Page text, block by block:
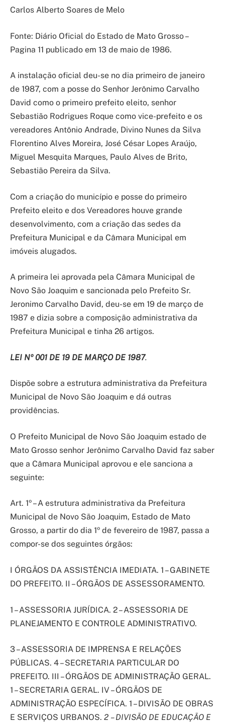
Carlos Alberto Soares de Melo
Fonte: Diário Oficial do Estado de Mato Grosso –
Pagina 11 publicado em 13 de maio de 1986.
A instalação oficial deu-se no dia primeiro de janeiro
de 1987, com a posse do Senhor Jerônimo Carvalho
David como o primeiro prefeito eleito, senhor
Sebastião Rodrigues Roque como vice-prefeito e os
vereadores Antônio Andrade, Divino Nunes da Silva
Florentino Alves Moreira, José César Lopes Araújo,
Miguel Mesquita Marques, Paulo Alves de Brito,
Sebastião Pereira da Silva.
Com a criação do município e posse do primeiro
Prefeito eleito e dos Vereadores houve grande
desenvolvimento, com a criação das sedes da
Prefeitura Municipal e da Câmara Municipal em
imóveis alugados.
A primeira lei aprovada pela Câmara Municipal de
Novo São Joaquim e sancionada pelo Prefeito Sr.
Jeronimo Carvalho David, deu-se em 19 de março de
1987 e dizia sobre a composição administrativa da
Prefeitura Municipal e tinha 26 artigos.
LEI Nº 001 DE 19 DE MARÇO DE 1987.
Dispõe sobre a estrutura administrativa da Prefeitura
Municipal de Novo São Joaquim e dá outras
providências.
O Prefeito Municipal de Novo São Joaquim estado de
Mato Grosso senhor Jerônimo Carvalho David faz saber
que a Câmara Municipal aprovou e ele sanciona a
seguinte:
Art. 1º – A estrutura administrativa da Prefeitura
Municipal de Novo São Joaquim, Estado de Mato
Grosso, a partir do dia 1º de fevereiro de 1987, passa a
compor-se dos seguintes órgãos:
I ÓRGÃOS DA ASSISTÊNCIA IMEDIATA. 1 – GABINETE
DO PREFEITO. II – ÓRGÃOS DE ASSESSORAMENTO.
1 – ASSESSORIA JURÍDICA. 2 – ASSESSORIA DE
PLANEJAMENTO E CONTROLE ADMINISTRATIVO.
3 – ASSESSORIA DE IMPRENSA E RELAÇÕES
PÚBLICAS. 4 – SECRETARIA PARTICULAR DO
PREFEITO. III – ÓRGÃOS DE ADMINISTRAÇÃO GERAL.
1 – SECRETARIA GERAL. IV – ÓRGÃOS DE
ADMINISTRAÇÃO ESPECÍFICA. 1 – DIVISÃO DE OBRAS
E SERVIÇOS URBANOS. 2 – DIVISÃO DE EDUCAÇÃO E